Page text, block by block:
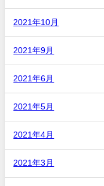
2021年10月
2021年9月
2021年6月
2021年5月
2021年4月
2021年3月